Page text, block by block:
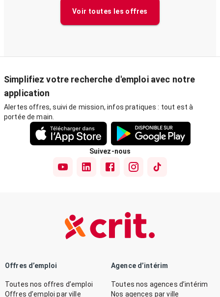
Voir toutes les offres
Simplifiez votre recherche d'emploi avec notre
application
Alertes offres, suivi de mission, infos pratiques : tout est à
portée de main.
Suivez-nous
Offres d’emploi
Toutes nos offres d’emploi
Offres d’emploi par ville
Agence d’intérim
Toutes nos agences d’intérim
Nos agences par ville